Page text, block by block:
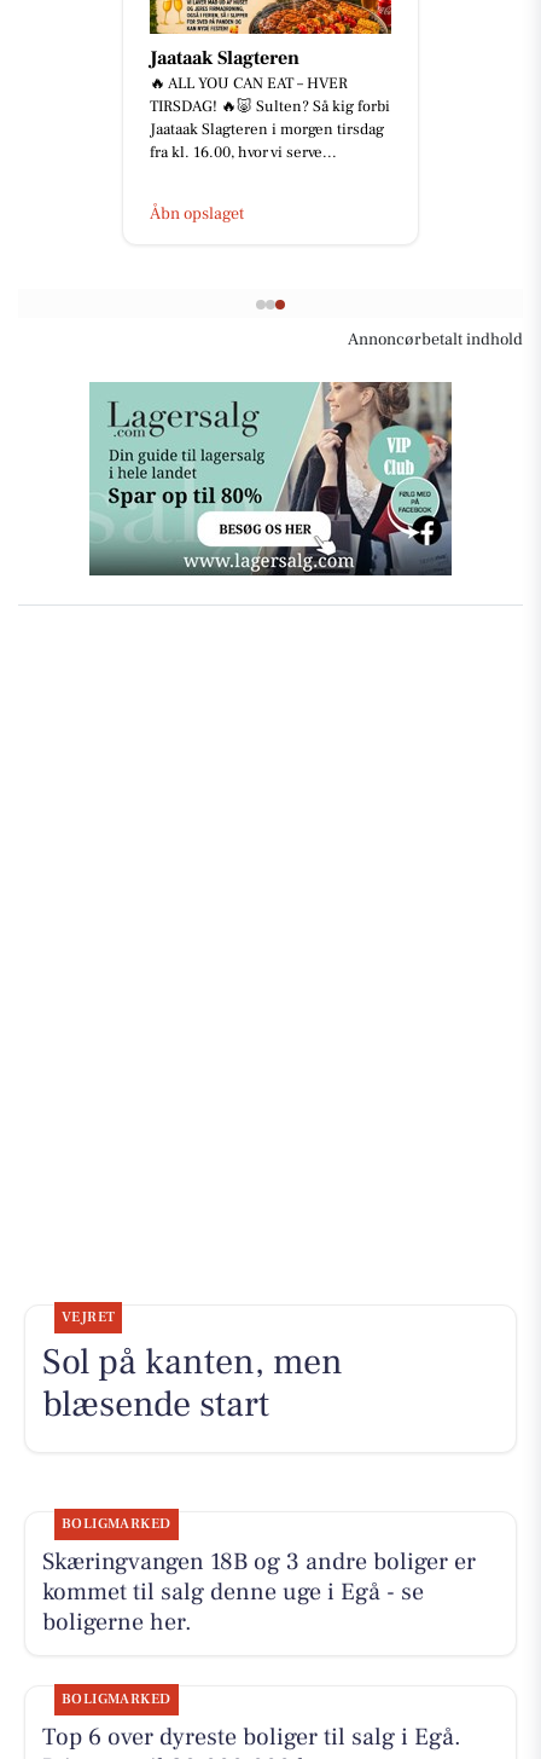
Jaataak Slagteren
🔥 ALL YOU CAN EAT – HVER
TIRSDAG! 🔥🐷 Sulten? Så kig forbi
Jaataak Slagteren i morgen tirsdag
fra kl. 16.00, hvor vi serve...
Åbn opslaget
Annoncørbetalt indhold
VEJRET
Sol på kanten, men
blæsende start
BOLIGMARKED
Skæringvangen 18B og 3 andre boliger er
kommet til salg denne uge i Egå - se
boligerne her.
BOLIGMARKED
Top 6 over dyreste boliger til salg i Egå.